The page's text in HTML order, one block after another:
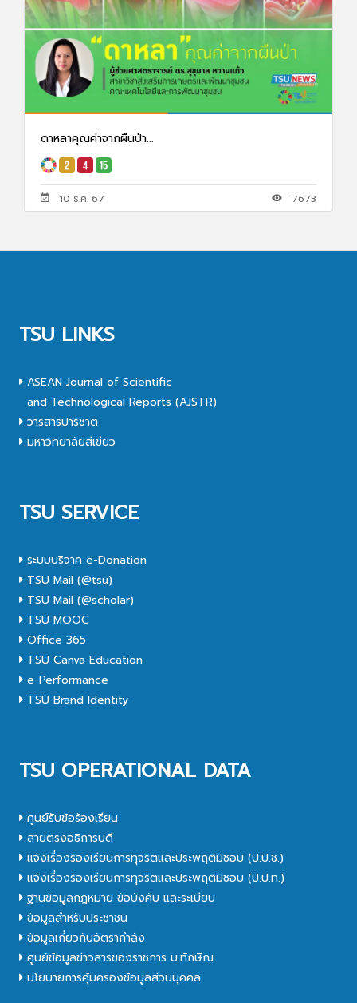
ดาหลาคุณค่าจากผืนป่า...
10 ธ.ค. 67 7673
TSU LINKS
ASEAN Journal of Scientific
and Technological Reports (AJSTR)
วารสารปาริชาต
มหาวิทยาลัยสีเขียว
TSU SERVICE
ระบบบริจาค e-Donation
TSU Mail (@tsu)
TSU Mail (@scholar)
TSU MOOC
Office 365
TSU Canva Education
e-Performance
TSU Brand Identity
TSU OPERATIONAL DATA
ศูนย์รับข้อร้องเรียน
สายตรงอธิการบดี
แจ้งเรื่องร้องเรียนการทุจริตและประพฤติมิชอบ (ป.ป.ช.)
แจ้งเรื่องร้องเรียนการทุจริตและประพฤติมิชอบ (ป.ป.ท.)
ฐานข้อมูลกฎหมาย ข้อบังคับ และระเบียบ
ข้อมูลสำหรับประชาชน
ข้อมูลเกี่ยวกับอัตรากำลัง
ศูนย์ข้อมูลข่าวสารของราชการ ม.ทักษิณ
นโยบายการคุ้มครองข้อมูลส่วนบุคคล